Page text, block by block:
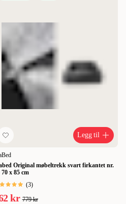
Legg til
Original møbeltrekk svart firkantet nr.
70 x 85 cm
(3)
kr 779 kr